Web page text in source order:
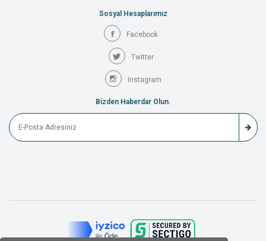
Sosyal Hesaplarımız
Facebook
Twitter
Instagram
Bizden Haberdar Olun.